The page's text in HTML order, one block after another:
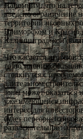
Напомним, что на
введено ограничение
территорий игорных
Приморском и
Калининградской
Что касается игорной
то по мнению
столкнутся с
длительном
зоны может оказаться
уже имеющейся
интерес для
будет
развлекательное